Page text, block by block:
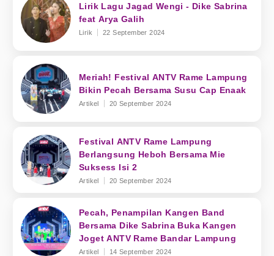
Lirik Lagu Jagad Wengi - Dike Sabrina
feat Arya Galih
Lirik 22 September 2024
Meriah! Festival ANTV Rame Lampung
Bikin Pecah Bersama Susu Cap Enaak
Artikel 20 September 2024
Festival ANTV Rame Lampung
Berlangsung Heboh Bersama Mie
Suksess Isi 2
Artikel 20 September 2024
Pecah, Penampilan Kangen Band
Bersama Dike Sabrina Buka Kangen
Joget ANTV Rame Bandar Lampung
Artikel 14 September 2024